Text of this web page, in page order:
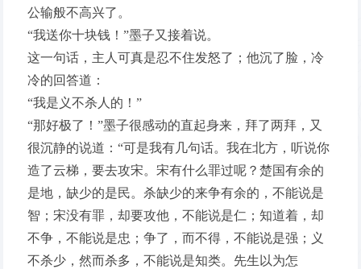
公输般不高兴了。
“我送你十块钱！”墨子又接着说。
这一句话，主人可真是忍不住发怒了；他沉了脸，冷
冷的回答道：
“我是义不杀人的！”
“那好极了！”墨子很感动的直起身来，拜了两拜，又
很沉静的说道：“可是我有几句话。我在北方，听说你
造了云梯，要去攻宋。宋有什么罪过呢？楚国有余的
是地，缺少的是民。杀缺少的来争有余的，不能说是
智；宋没有罪，却要攻他，不能说是仁；知道着，却
不争，不能说是忠；争了，而不得，不能说是强；义
不杀少，然而杀多，不能说是知类。先生以为怎